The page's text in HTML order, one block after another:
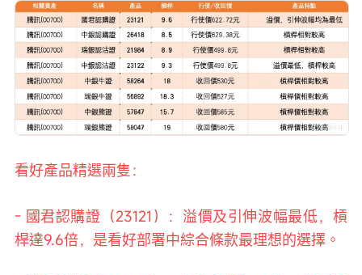
看好產品精選兩隻：
- 國君認購證（23121）：溢價及引伸波幅最低，槓
桿達9.6倍，是看好部署中綜合條款最理想的選擇。